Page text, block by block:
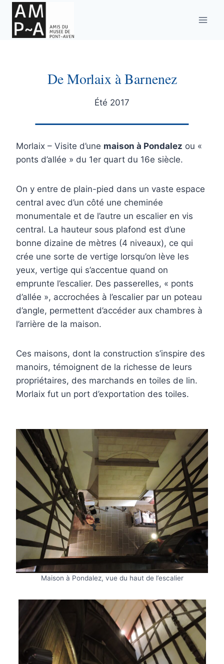
contenu
De Morlaix à Barnenez
Été 2017
Morlaix – Visite d’une maison à Pondalez ou «
ponts d’allée » du 1er quart du 16e siècle.
On y entre de plain-pied dans un vaste espace
central avec d’un côté une cheminée
monumentale et de l’autre un escalier en vis
central. La hauteur sous plafond est d’une
bonne dizaine de mètres (4 niveaux), ce qui
crée une sorte de vertige lorsqu’on lève les
yeux, vertige qui s’accentue quand on
emprunte l’escalier. Des passerelles, « ponts
d’allée », accrochées à l’escalier par un poteau
d’angle, permettent d’accéder aux chambres à
l’arrière de la maison.
Ces maisons, dont la construction s’inspire des
manoirs, témoignent de la richesse de leurs
propriétaires, des marchands en toiles de lin.
Morlaix fut un port d’exportation des toiles.
Maison à Pondalez, vue du haut de l’escalier